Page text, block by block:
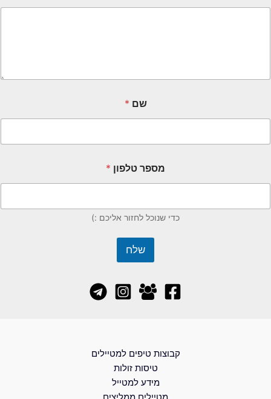
שם *
מספר טלפון *
כדי שנוכל לחזור אליכם :)
שלח
קבוצות טיפים למטיילים
טיסות זולות
מידע למטייל